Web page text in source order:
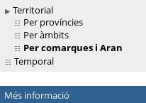
Territorial
Per províncies
Per àmbits
Per comarques i Aran
Temporal
Més informació